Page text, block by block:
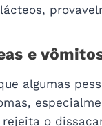
e
algumas
rejeita o